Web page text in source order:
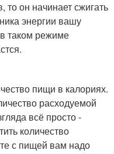
то он начинает сжигать
энергии вашу
таком режиме
пищи в калориях.
расходуемой
всё просто -
количество
с пищей вам надо